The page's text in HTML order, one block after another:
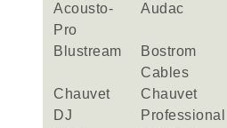
Acousto-
Pro
Audac
Blustream
Bostrom
Cables
Chauvet
DJ
Chauvet
Professional